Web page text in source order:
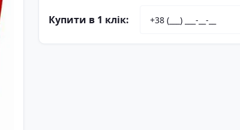
Купити в 1 клік: